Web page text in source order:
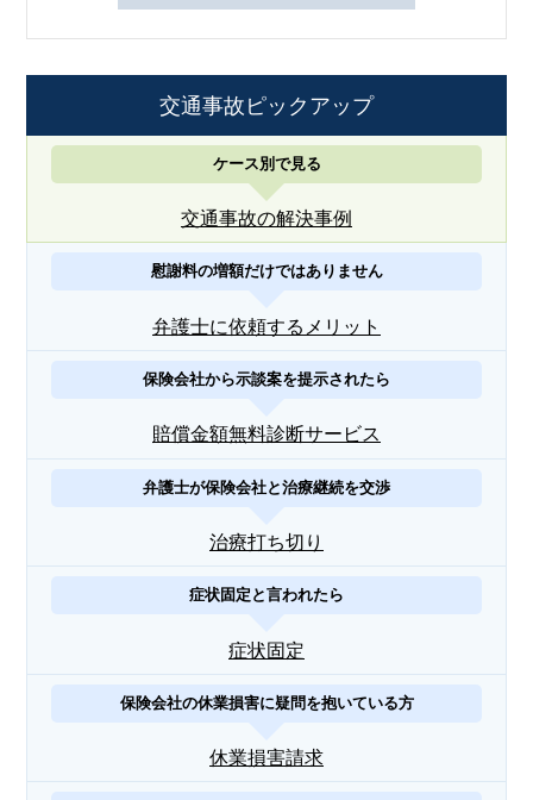
交通事故ピックアップ
ケース別で見る
交通事故の解決事例
慰謝料の増額だけではありません
弁護士に依頼するメリット
保険会社から示談案を提示されたら
賠償金額無料診断サービス
弁護士が保険会社と治療継続を交渉
治療打ち切り
症状固定と言われたら
症状固定
保険会社の休業損害に疑問を抱いている方
休業損害請求